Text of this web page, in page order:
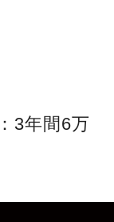
3年間6万